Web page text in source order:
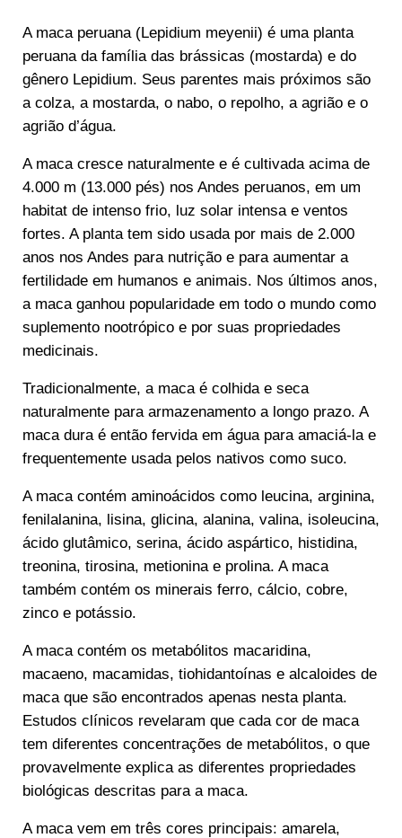
A maca peruana (Lepidium meyenii) é uma planta
peruana da família das brássicas (mostarda) e do
gênero Lepidium. Seus parentes mais próximos são
a colza, a mostarda, o nabo, o repolho, a agrião e o
agrião d’água.
A maca cresce naturalmente e é cultivada acima de
4.000 m (13.000 pés) nos Andes peruanos, em um
habitat de intenso frio, luz solar intensa e ventos
fortes. A planta tem sido usada por mais de 2.000
anos nos Andes para nutrição e para aumentar a
fertilidade em humanos e animais. Nos últimos anos,
a maca ganhou popularidade em todo o mundo como
suplemento nootrópico e por suas propriedades
medicinais.
Tradicionalmente, a maca é colhida e seca
naturalmente para armazenamento a longo prazo. A
maca dura é então fervida em água para amaciá-la e
frequentemente usada pelos nativos como suco.
A maca contém aminoácidos como leucina, arginina,
fenilalanina, lisina, glicina, alanina, valina, isoleucina,
ácido glutâmico, serina, ácido aspártico, histidina,
treonina, tirosina, metionina e prolina. A maca
também contém os minerais ferro, cálcio, cobre,
zinco e potássio.
A maca contém os metabólitos macaridina,
macaeno, macamidas, tiohidantoínas e alcaloides de
maca que são encontrados apenas nesta planta.
Estudos clínicos revelaram que cada cor de maca
tem diferentes concentrações de metabólitos, o que
provavelmente explica as diferentes propriedades
biológicas descritas para a maca.
A maca vem em três cores principais: amarela,